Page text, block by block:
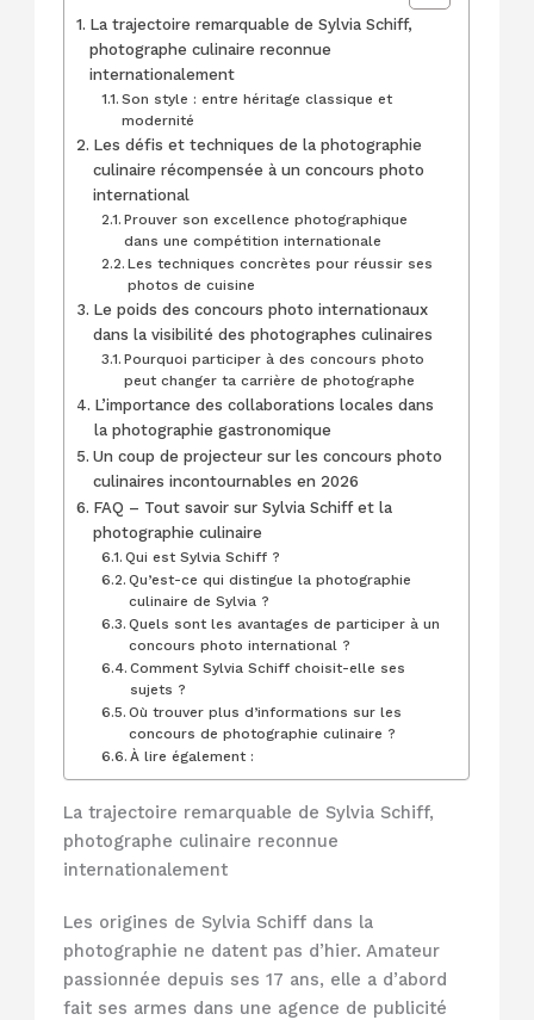
La trajectoire remarquable de Sylvia Schiff,
photographe culinaire reconnue
internationalement
Son style : entre héritage classique et
modernité
Les défis et techniques de la photographie
culinaire récompensée à un concours photo
international
Prouver son excellence photographique
dans une compétition internationale
Les techniques concrètes pour réussir ses
photos de cuisine
Le poids des concours photo internationaux
dans la visibilité des photographes culinaires
Pourquoi participer à des concours photo
peut changer ta carrière de photographe
L’importance des collaborations locales dans
la photographie gastronomique
Un coup de projecteur sur les concours photo
culinaires incontournables en 2026
FAQ – Tout savoir sur Sylvia Schiff et la
photographie culinaire
Qui est Sylvia Schiff ?
Qu’est-ce qui distingue la photographie
culinaire de Sylvia ?
Quels sont les avantages de participer à un
concours photo international ?
Comment Sylvia Schiff choisit-elle ses
sujets ?
Où trouver plus d’informations sur les
concours de photographie culinaire ?
À lire également :
La trajectoire remarquable de Sylvia Schiff,
photographe culinaire reconnue
internationalement
Les origines de Sylvia Schiff dans la
photographie ne datent pas d’hier. Amateur
passionnée depuis ses 17 ans, elle a d’abord
fait ses armes dans une agence de publicité